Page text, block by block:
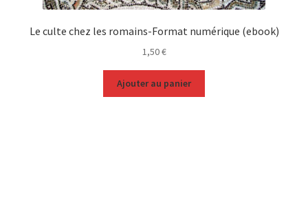
Le culte chez les romains-Format numérique (ebook)
1,50€
Ajouter au panier